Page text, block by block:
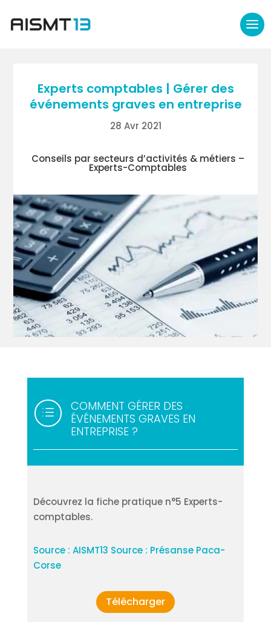
Experts comptables | Gérer des
événements graves en entreprise
28 Avr 2021
Conseils par secteurs d’activités & métiers –
Experts-Comptables
d
COMMENT GÉRER DES
ÉVÉNEMENTS GRAVES EN
ENTREPRISE ?
Découvrez la fiche pratique n°5 Experts-
comptables.
Source : AISMT13 Source : Présanse Paca-
Corse
Télécharger